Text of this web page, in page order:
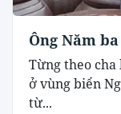
Ông Năm
Từng theo
ở vùng biển
từ...